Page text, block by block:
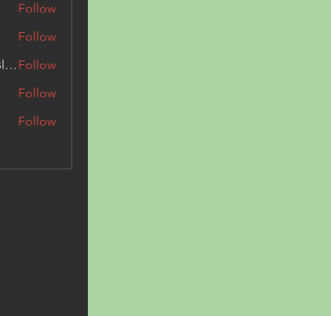
Follow
Follow
Triphippies Travel Blog Follow
Follow
Follow